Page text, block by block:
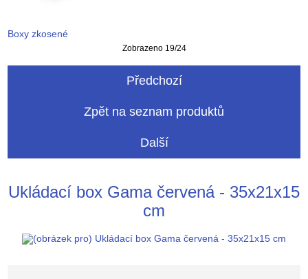
Boxy zkosené
Zobrazeno 19/24
Předchozí
Zpět na seznam produktů
Další
Ukládací box Gama červená - 35x21x15
cm